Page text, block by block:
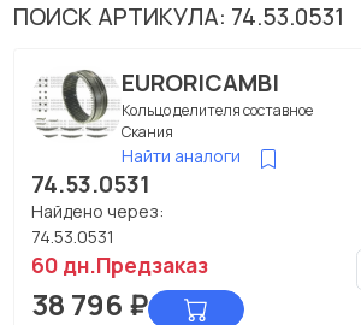
ПОИСК АРТИКУЛА: 74.53.0531
EURORICAMBI
Кольцо делителя составное
Скания
Найти аналоги
74.53.0531
Найдено через:
74.53.0531
60 дн.Предзаказ
38 796 ₽